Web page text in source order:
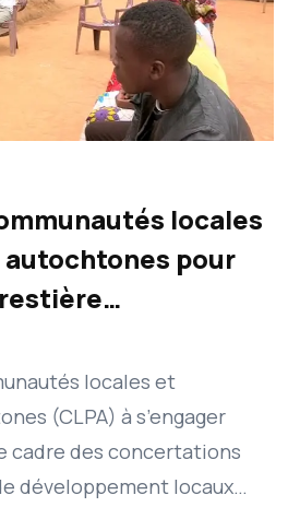
locales
pour
locales et
(CLPA) à s’engager
cadre des concertations
développement locaux